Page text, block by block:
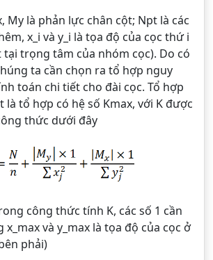
My là phản lực chân cột; Npt là các
x_i và y_i là tọa độ của cọc thứ i
trọng tâm của nhóm cọc). Do có
ta cần chọn ra tổ hợp nguy
toán chi tiết cho đài cọc. Tổ hợp
là tổ hợp có hệ số Kmax, với K được
thức dưới đây
công thức tính K, các số 1 cần
và y_max là tọa độ của cọc ở
phải)